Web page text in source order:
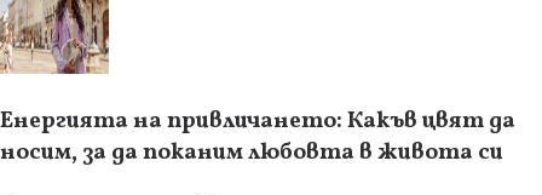
Енергията на привличането: Какъв цвят да
носим, за да поканим любовта в живота си